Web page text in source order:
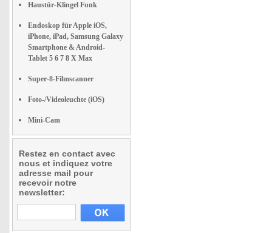
Haustür-Klingel Funk
Endoskop für Apple iOS,
iPhone, iPad, Samsung Galaxy
Smartphone & Android-
Tablet 5 6 7 8 X Max
Super-8-Filmscanner
Foto-/Videoleuchte (iOS)
Mini-Cam
Restez en contact avec
nous et indiquez votre
adresse mail pour
recevoir notre
newsletter: